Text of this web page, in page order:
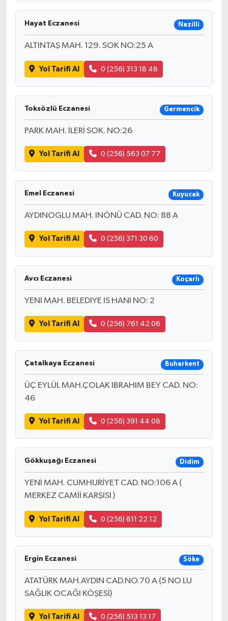
Hayat Eczanesi Nazilli
ALTINTAŞ MAH. 129. SOK NO:25 A
Yol Tarifi Al 0 (256) 313 18 48
Toksözlü Eczanesi Germencik
PARK MAH. İLERİ SOK. NO:26
Yol Tarifi Al 0 (256) 563 07 77
Emel Eczanesi Kuyucak
AYDINOGLU MAH. INÖNÜ CAD. NO: 88 A
Yol Tarifi Al 0 (256) 371 30 60
Avcı Eczanesi Koçarlı
YENI MAH. BELEDIYE IS HANI NO: 2
Yol Tarifi Al 0 (256) 761 42 06
Çatalkaya Eczanesi Buharkent
ÜÇ EYLÜL MAH.ÇOLAK IBRAHIM BEY CAD. NO:
46
Yol Tarifi Al 0 (256) 391 44 08
Gökkuşağı Eczanesi Didim
YENİ MAH. CUMHURİYET CAD. NO:106 A (
MERKEZ CAMİİ KARŞISI )
Yol Tarifi Al 0 (256) 811 22 12
Ergin Eczanesi Söke
ATATÜRK MAH.AYDIN CAD.NO.70 A (5 NO LU
SAĞLIK OCAĞI KÖŞESİ)
Yol Tarifi Al 0 (256) 513 13 17